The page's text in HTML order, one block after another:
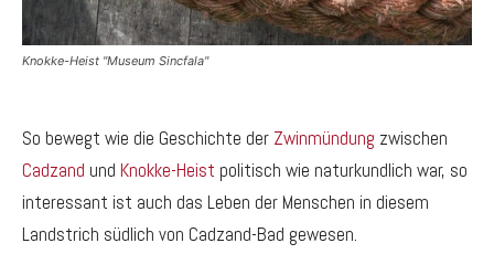
Knokke-Heist "Museum Sincfala"
So bewegt wie die Geschichte der Zwinmündung zwischen
Cadzand und Knokke-Heist politisch wie naturkundlich war, so
interessant ist auch das Leben der Menschen in diesem
Landstrich südlich von Cadzand-Bad gewesen.